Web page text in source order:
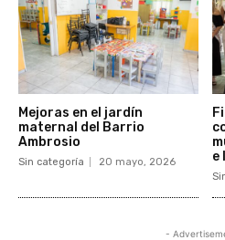
Mejoras en el jardín
maternal del Barrio
Ambrosio
Sin categoría 20 mayo, 2026
e
-